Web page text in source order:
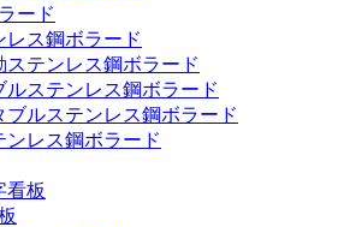
ード
レス鋼ボラード
ステンレス鋼ボラード
ルステンレス鋼ボラード
ブルステンレス鋼ボラード
ンレス鋼ボラード
看板